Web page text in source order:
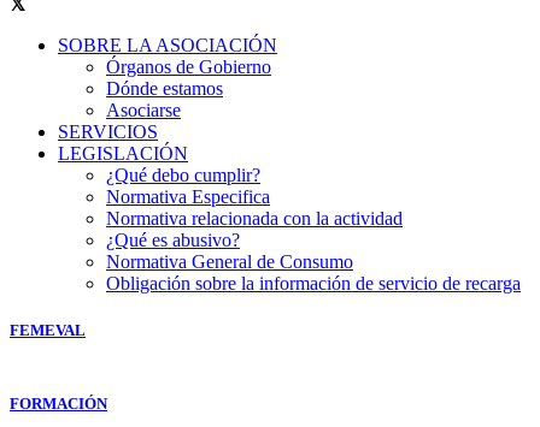
SOBRE LA ASOCIACIÓN
Órganos de Gobierno
Dónde estamos
Asociarse
SERVICIOS
LEGISLACIÓN
¿Qué debo cumplir?
Normativa Especifica
Normativa relacionada con la actividad
¿Qué es abusivo?
Normativa General de Consumo
Obligación sobre la información de servicio de recarga
FEMEVAL
FORMACIÓN